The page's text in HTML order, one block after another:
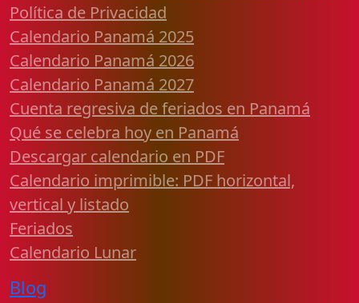
Política de Privacidad
Calendario Panamá 2025
Calendario Panamá 2026
Calendario Panamá 2027
Cuenta regresiva de feriados en Panamá
Qué se celebra hoy en Panamá
Descargar calendario en PDF
Calendario imprimible: PDF horizontal,
vertical y listado
Feriados
Calendario Lunar
Blog